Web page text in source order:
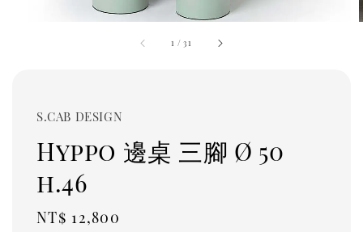
1 /31
S.CAB DESIGN
Hyppo 邊桌 三腳 Ø 50
h.46
Regular
NT$ 12,800